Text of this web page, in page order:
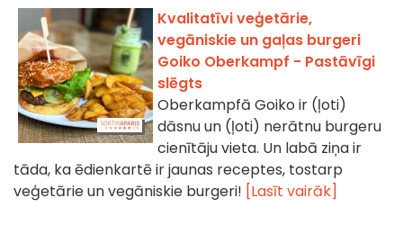
Kvalitatīvi veģetārie,
vegāniskie un gaļas burgeri
Goiko Oberkampf - Pastāvīgi
slēgts
Oberkampfā Goiko ir (ļoti)
dāsnu un (ļoti) nerātnu burgeru
cienītāju vieta. Un labā ziņa ir
tāda, ka ēdienkartē ir jaunas receptes, tostarp
veģetārie un vegāniskie burgeri! [Lasīt vairāk]